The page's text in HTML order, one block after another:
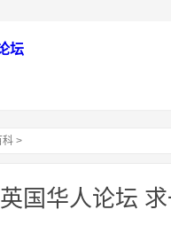
坛
科 >
英国华人论坛